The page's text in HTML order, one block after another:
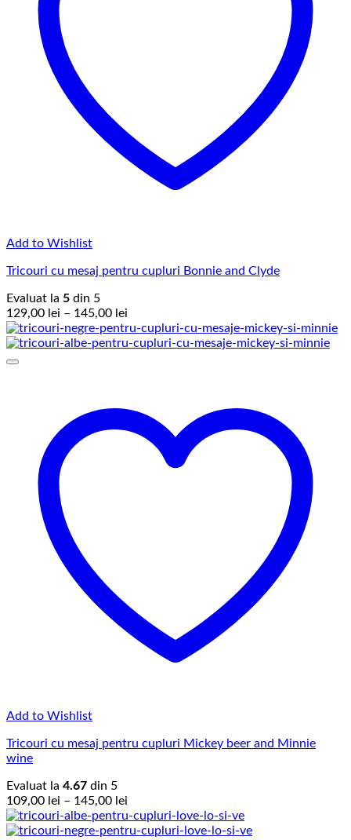
Add to Wishlist
Tricouri cu mesaj pentru cupluri Bonnie and Clyde
Evaluat la 5 din 5
129,00 lei – 145,00 lei
de
prețuri:
Add to Wishlist
Tricouri cu mesaj pentru cupluri Mickey beer and Minnie
wine
Evaluat la 4.67 din 5
109,00 lei – 145,00 lei
de
prețuri: